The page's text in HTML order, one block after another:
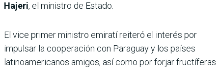
Hajeri, el ministro de Estado.
El vice primer ministro emiratí reiteró el interés por
impulsar la cooperación con Paraguay y los países
latinoamericanos amigos, así como por forjar fructíferas